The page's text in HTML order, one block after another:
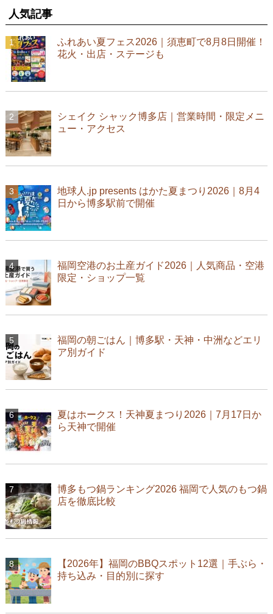
人気記事
ふれあい夏フェス2026｜須恵町で8月8日開催！
花火・出店・ステージも
シェイク シャック博多店｜営業時間・限定メニ
ュー・アクセス
地球人.jp presents はかた夏まつり2026｜8月4
日から博多駅前で開催
福岡空港のお土産ガイド2026｜人気商品・空港
限定・ショップ一覧
福岡の朝ごはん｜博多駅・天神・中洲などエリ
ア別ガイド
夏はホークス！天神夏まつり2026｜7月17日か
ら天神で開催
博多もつ鍋ランキング2026 福岡で人気のもつ鍋
店を徹底比較
【2026年】福岡のBBQスポット12選｜手ぶら・
持ち込み・目的別に探す